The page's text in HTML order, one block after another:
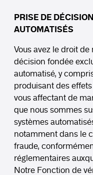
PRISE DE
AUTOMATISÉS
Vous avez le droit de
décision fondée
automatisé, y
produisant des
vous affectant de
que nous sommes
systèmes
notamment dans le
fraude,
réglementaires
Notre Fonction de